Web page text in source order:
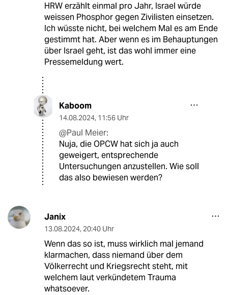
HRW erzählt einmal pro Jahr, Israel würde
weissen Phosphor gegen Zivilisten einsetzen.
Ich wüsste nicht, bei welchem Mal es am Ende
gestimmt hat. Aber wenn es im Behauptungen
über Israel geht, ist das wohl immer eine
Pressemeldung wert.
Kaboom
14.08.2024, 11:56 Uhr
@Paul Meier:
Nuja, die OPCW hat sich ja auch
geweigert, entsprechende
Untersuchungen anzustellen. Wie soll
das also bewiesen werden?
Janix
13.08.2024, 20:40 Uhr
Wenn das so ist, muss wirklich mal jemand
klarmachen, dass niemand über dem
Völkerrecht und Kriegsrecht steht, mit
welchem laut verkündetem Trauma
whatsoever.